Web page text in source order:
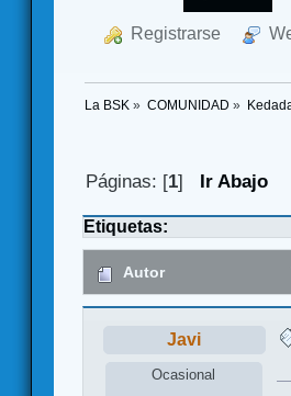
Registrarse
La BSK » COMUNIDAD »
Páginas: [1] Ir Abajo
Etiquetas:
Autor
Javi
Ocasional